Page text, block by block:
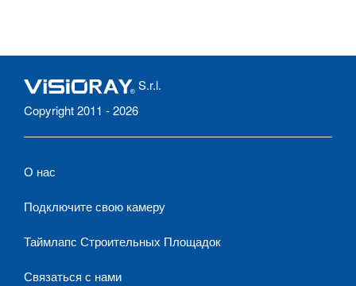
S.r.l.
Copyright 2011 - 2026
О нас
Подключите свою камеру
Таймлапс Строительных Площадок
Связаться с нами